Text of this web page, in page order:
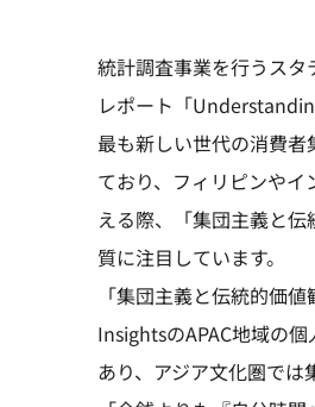
統計調査事業を行うス
レポート「
最も新しい世代の消費
ており、フィリピンや
える際、「集団主義と
質に注目しています。
「集団主義と伝統的価
InsightsのAPAC地域の
あり、アジア文化圏では